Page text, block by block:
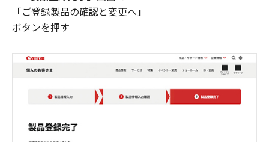
「ご登録製品の確認と変更へ」
ボタンを押す